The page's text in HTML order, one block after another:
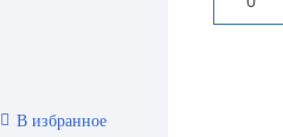
В избранное